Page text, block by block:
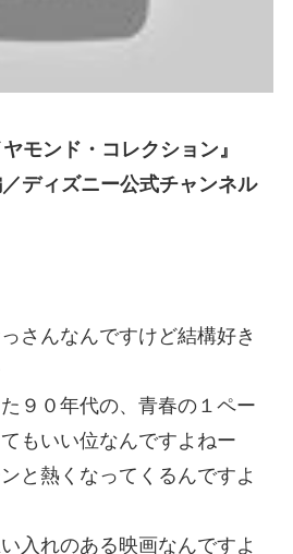
モンド・コレクション』
ディズニー公式チャンネル
さんなんですけど結構好き
９０年代の、青春の１ペー
もいい位なんですよねー
と熱くなってくるんですよ
入れのある映画なんですよ